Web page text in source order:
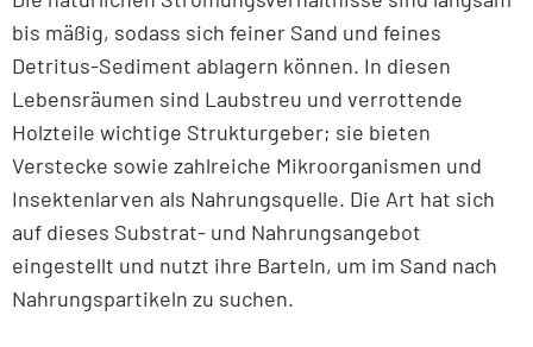
bis mäßig, sodass sich feiner Sand und feines
Detritus-Sediment ablagern können. In diesen
Lebensräumen sind Laubstreu und verrottende
Holzteile wichtige Strukturgeber; sie bieten
Verstecke sowie zahlreiche Mikroorganismen und
Insektenlarven als Nahrungsquelle. Die Art hat sich
auf dieses Substrat- und Nahrungsangebot
eingestellt und nutzt ihre Barteln, um im Sand nach
Nahrungspartikeln zu suchen.